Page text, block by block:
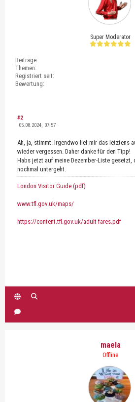
Super Moderator
Beiträge:
Themen:
Registriert seit:
Bewertung:
#2
05.08.2024, 07:57
Ah, ja, stimmt. Irgendwo lief mir das letztens
wieder vergessen. Daher danke für den Tipp!
Habs jetzt auf meine Dezember-Liste gesetzt,
nochmal untergeht.
London Visitor Guide (pdf)
www.tfl.gov.uk/maps/
https://content.tfl.gov.uk/adult-fares.pdf
maela
Offline